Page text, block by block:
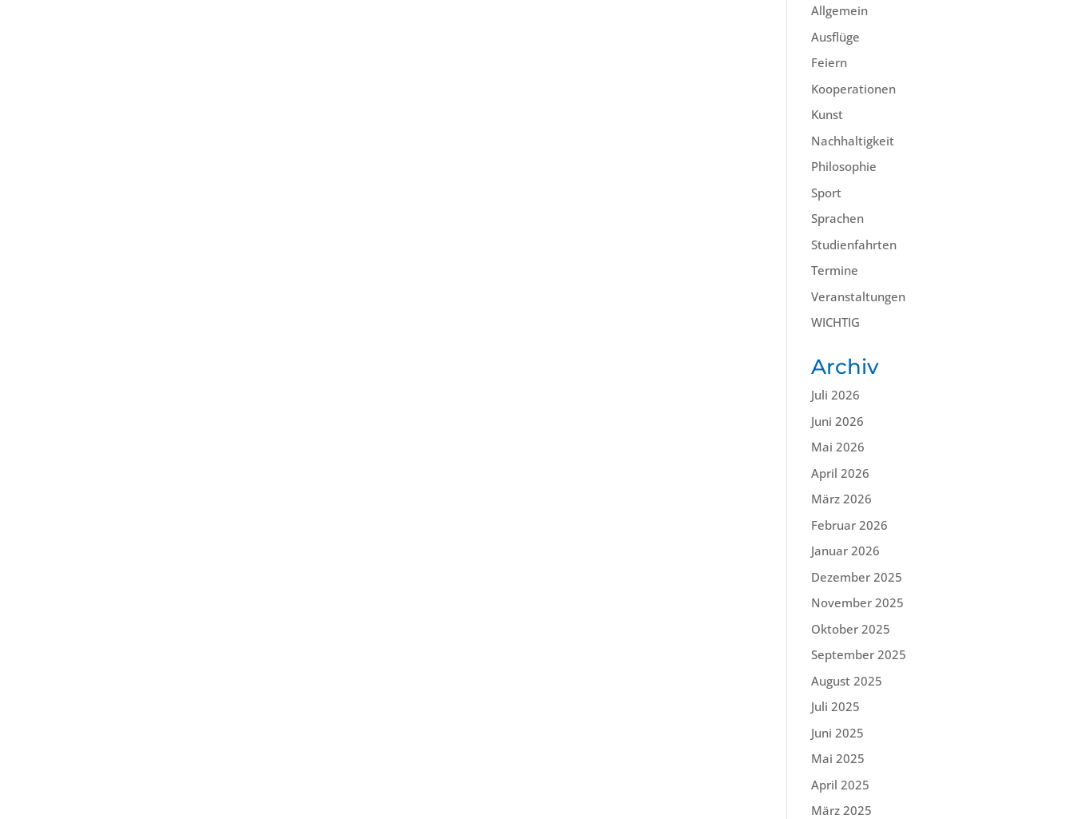
Allgemein
Ausflüge
Feiern
Kooperationen
Kunst
Nachhaltigkeit
Philosophie
Sport
Sprachen
Studienfahrten
Termine
Veranstaltungen
WICHTIG
Archiv
Juli 2026
Juni 2026
Mai 2026
April 2026
März 2026
Februar 2026
Januar 2026
Dezember 2025
November 2025
Oktober 2025
September 2025
August 2025
Juli 2025
Juni 2025
Mai 2025
April 2025
März 2025